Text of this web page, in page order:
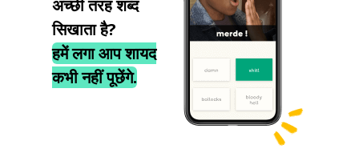
अच्छी तरह शब्द
सिखाता है?
हमें लगा आप शायद
कभी नहीं पूछेंगे.